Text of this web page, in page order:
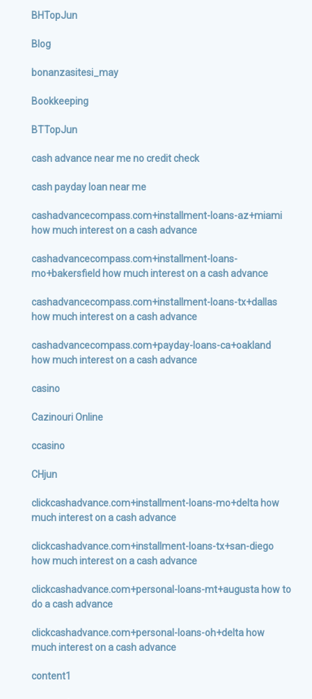
BHTopJun
Blog
bonanzasitesi_may
Bookkeeping
BTTopJun
cash advance near me no credit check
cash payday loan near me
cashadvancecompass.com+installment-loans-az+miami
how much interest on a cash advance
cashadvancecompass.com+installment-loans-
mo+bakersfield how much interest on a cash advance
cashadvancecompass.com+installment-loans-tx+dallas
how much interest on a cash advance
cashadvancecompass.com+payday-loans-ca+oakland
how much interest on a cash advance
casino
Cazinouri Online
ccasino
CHjun
clickcashadvance.com+installment-loans-mo+delta how
much interest on a cash advance
clickcashadvance.com+installment-loans-tx+san-diego
how much interest on a cash advance
clickcashadvance.com+personal-loans-mt+augusta how to
do a cash advance
clickcashadvance.com+personal-loans-oh+delta how
much interest on a cash advance
content1